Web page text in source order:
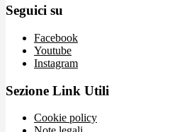
Seguici su
Facebook
Youtube
Instagram
Sezione Link Utili
Cookie policy